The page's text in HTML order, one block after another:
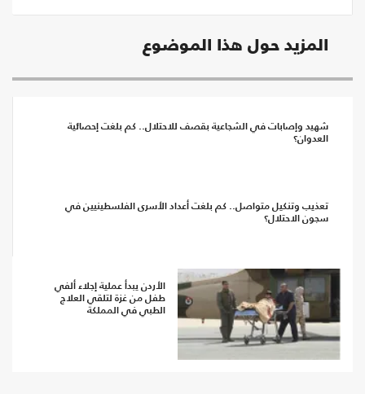
المزيد حول هذا الموضوع
شهيد وإصابات في الشجاعية بقصف للاحتلال.. كم بلغت إحصائية
العدوان؟
تعذيب وتنكيل متواصل.. كم بلغت أعداد الأسرى الفلسطينيين في
سجون الاحتلال؟
الأردن يبدأ عملية إجلاء ألفي
طفل من غزة لتلقي العلاج
الطبي في المملكة